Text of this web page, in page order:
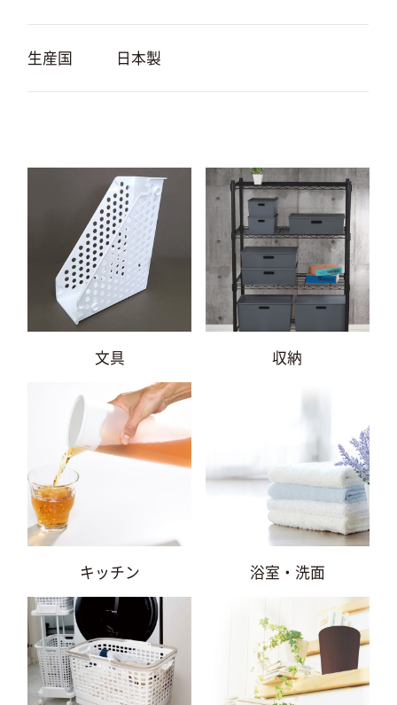
生産国 日本製
文具 収納
キッチン 浴室・洗面